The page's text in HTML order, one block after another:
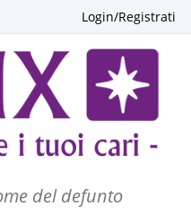
Login/Registrati